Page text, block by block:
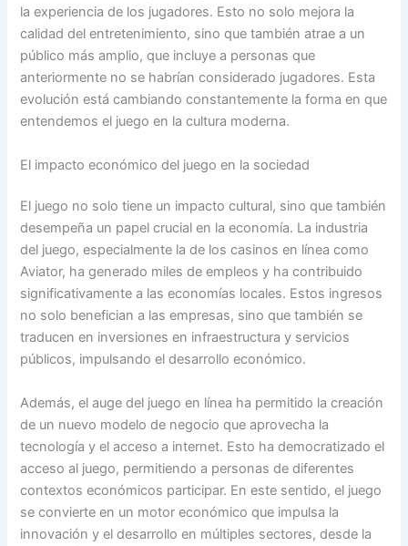
la experiencia de los jugadores. Esto no solo mejora la
calidad del entretenimiento, sino que también atrae a un
público más amplio, que incluye a personas que
anteriormente no se habrían considerado jugadores. Esta
evolución está cambiando constantemente la forma en que
entendemos el juego en la cultura moderna.
El impacto económico del juego en la sociedad
El juego no solo tiene un impacto cultural, sino que también
desempeña un papel crucial en la economía. La industria
del juego, especialmente la de los casinos en línea como
Aviator, ha generado miles de empleos y ha contribuido
significativamente a las economías locales. Estos ingresos
no solo benefician a las empresas, sino que también se
traducen en inversiones en infraestructura y servicios
públicos, impulsando el desarrollo económico.
Además, el auge del juego en línea ha permitido la creación
de un nuevo modelo de negocio que aprovecha la
tecnología y el acceso a internet. Esto ha democratizado el
acceso al juego, permitiendo a personas de diferentes
contextos económicos participar. En este sentido, el juego
se convierte en un motor económico que impulsa la
innovación y el desarrollo en múltiples sectores, desde la